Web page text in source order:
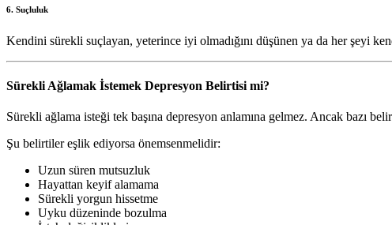
6. Suçluluk
Kendini sürekli suçlayan, yeterince iyi olmadığını düşünen ya da her şeyi
Sürekli Ağlamak İstemek Depresyon Belirtisi mi?
Sürekli ağlama isteği tek başına depresyon anlamına gelmez. Ancak bazı
Şu belirtiler eşlik ediyorsa önemsenmelidir:
Uzun süren mutsuzluk
Hayattan keyif alamama
Sürekli yorgun hissetme
Uyku düzeninde bozulma